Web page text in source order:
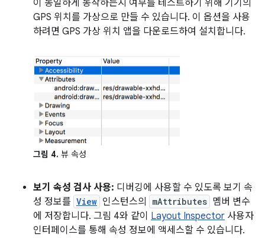
이 동일하게 동작하는지 여부를 테스트하기 위해 기기의
GPS 위치를 가상으로 만들 수 있습니다. 이 옵션을 사용
하려면 GPS 가상 위치 앱을 다운로드하여 설치합니다.
그림 4. 뷰 속성
보기 속성 검사 사용: 디버깅에 사용할 수 있도록 보기 속
성 정보를 View 인스턴스의 mAttributes 멤버 변수
에 저장합니다. 그림 4와 같이 Layout Inspector 사용자
인터페이스를 통해 속성 정보에 액세스할 수 있습니다.